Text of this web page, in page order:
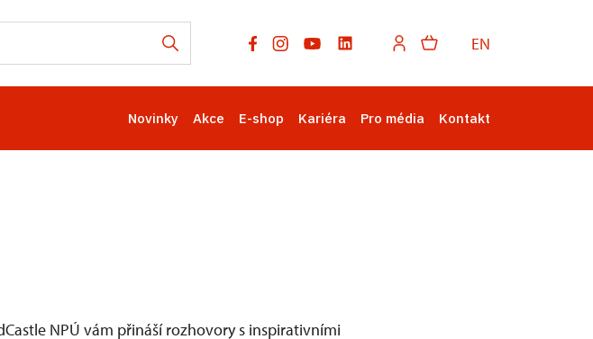
EN
Novinky Akce E-shop Kariéra Pro média Kontakt
NPÚ vám přináší rozhovory s inspirativními